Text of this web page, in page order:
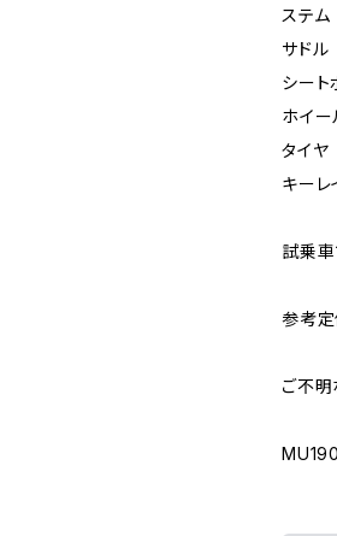
ステ
サド
シー
ホイ
タイ
キー
試乗車
参考
ご不明